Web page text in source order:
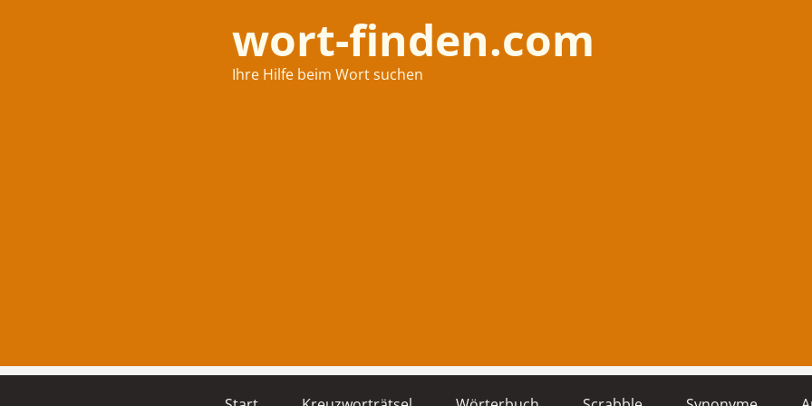
wort-finden.com
Ihre Hilfe beim Wort suchen